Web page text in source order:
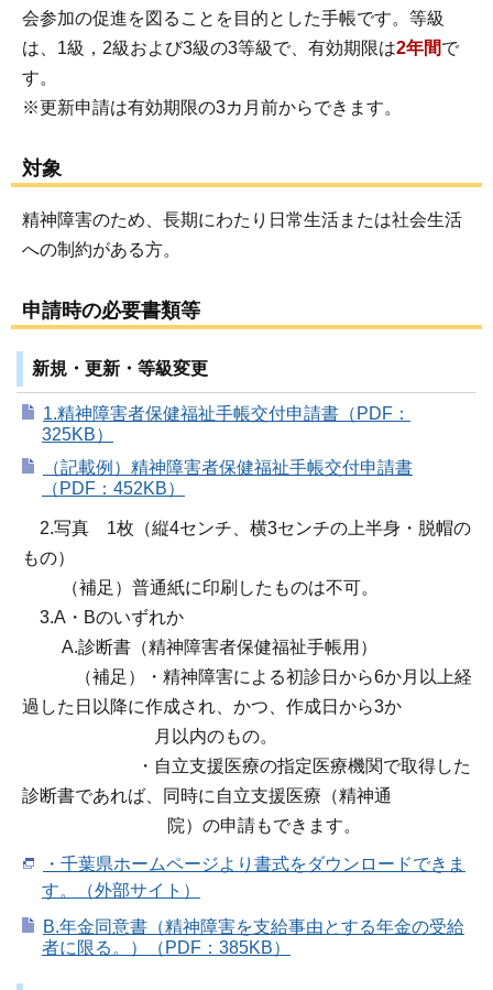
会参加の促進を図ることを目的とした手帳です。等級
は、1級，2級および3級の3等級で、有効期限は2年間で
す。
※更新申請は有効期限の3カ月前からできます。
対象
精神障害のため、長期にわたり日常生活または社会生活
への制約がある方。
申請時の必要書類等
新規・更新・等級変更
1.精神障害者保健福祉手帳交付申請書（PDF：
325KB）
（記載例）精神障害者保健福祉手帳交付申請書
（PDF：452KB）
2.写真 1枚（縦4センチ、横3センチの上半身・脱帽の
もの）
（補足）普通紙に印刷したものは不可。
3.A・Bのいずれか
A.診断書（精神障害者保健福祉手帳用）
（補足）・精神障害による初診日から6か月以上経
過した日以降に作成され、かつ、作成日から3か
月以内のもの。
・自立支援医療の指定医療機関で取得した
診断書であれば、同時に自立支援医療（精神通
院）の申請もできます。
・千葉県ホームページより書式をダウンロードできま
す。（外部サイト）
B.年金同意書（精神障害を支給事由とする年金の受給
者に限る。）（PDF：385KB）